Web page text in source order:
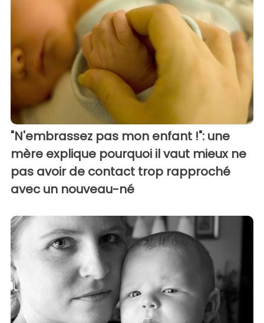
"N'embrassez pas mon enfant !": une
mère explique pourquoi il vaut mieux ne
pas avoir de contact trop rapproché
avec un nouveau-né